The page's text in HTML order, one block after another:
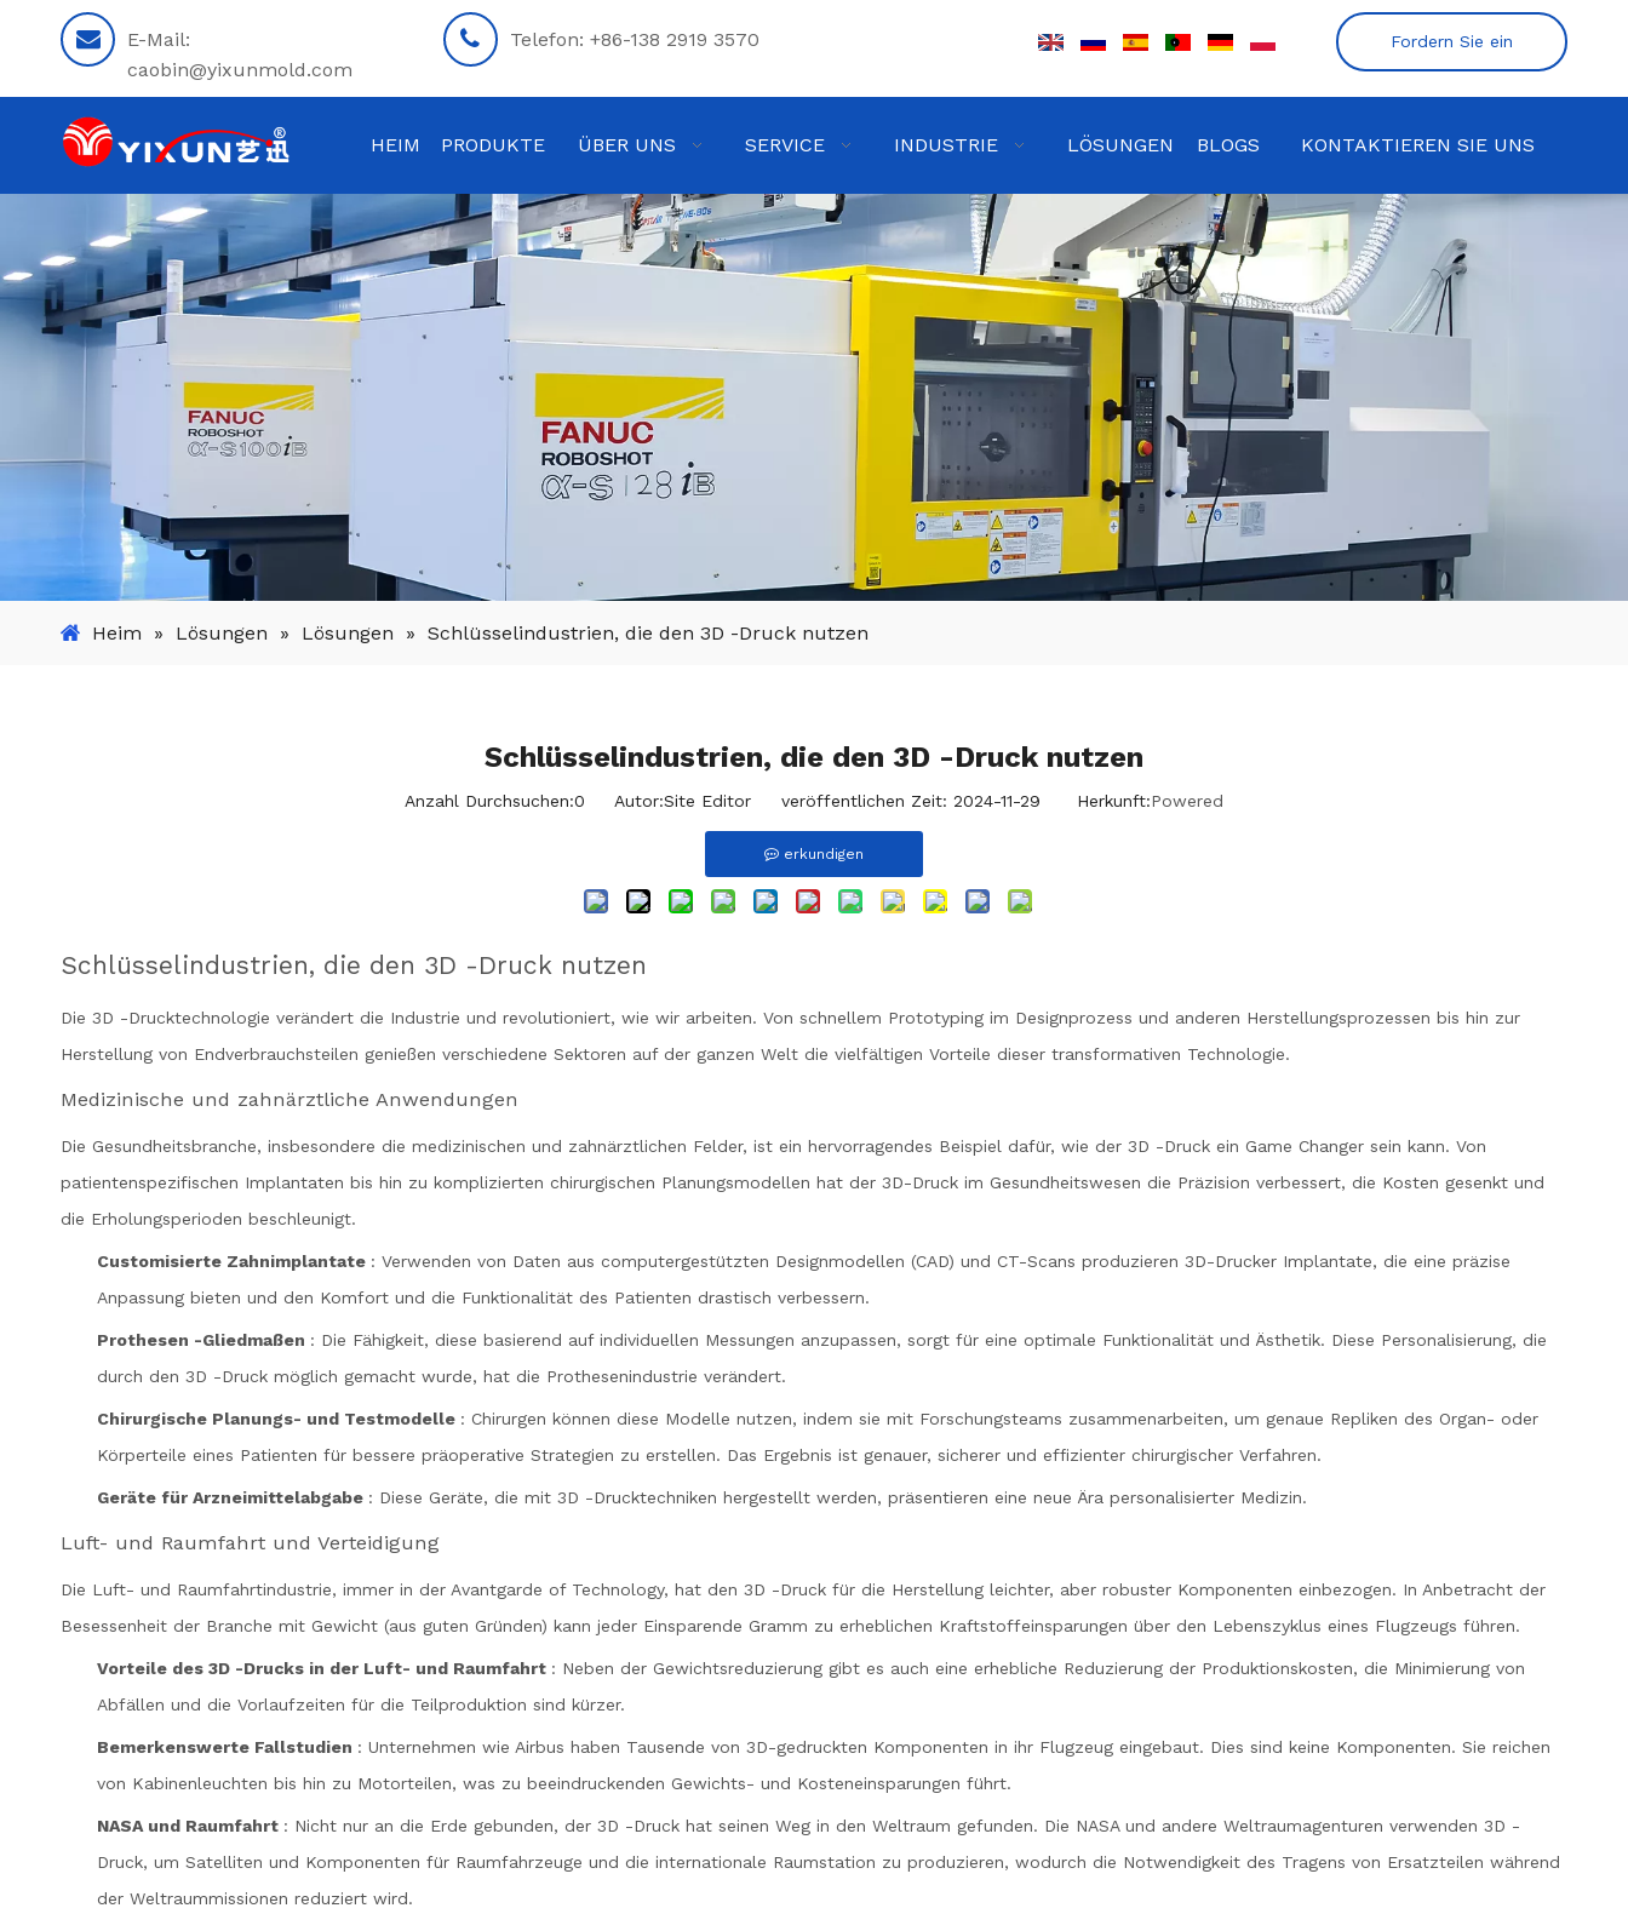
E-Mail:
caobin@yixunmold.com
Telefon: +86-138 2919 3570 Fordern Sie ein
Angebot an
HEIM PRODUKTE ÜBER UNS SERVICE INDUSTRIE LÖSUNGEN BLOGS KONTAKTIEREN SIE UNS
Heim » Lösungen » Lösungen » Schlüsselindustrien, die den 3D -Druck nutzen
Schlüsselindustrien, die den 3D -Druck nutzen
Anzahl Durchsuchen:0 Autor:Site Editor veröffentlichen Zeit: 2024-11-29 Herkunft:Powered
erkundigen
Schlüsselindustrien, die den 3D -Druck nutzen
Die 3D -Drucktechnologie verändert die Industrie und revolutioniert, wie wir arbeiten. Von schnellem Prototyping im Designprozess und anderen Herstellungsprozessen bis hin zur
Herstellung von Endverbrauchsteilen genießen verschiedene Sektoren auf der ganzen Welt die vielfältigen Vorteile dieser transformativen Technologie.
Medizinische und zahnärztliche Anwendungen
Die Gesundheitsbranche, insbesondere die medizinischen und zahnärztlichen Felder, ist ein hervorragendes Beispiel dafür, wie der 3D -Druck ein Game Changer sein kann. Von
patientenspezifischen Implantaten bis hin zu komplizierten chirurgischen Planungsmodellen hat der 3D-Druck im Gesundheitswesen die Präzision verbessert, die Kosten gesenkt und
die Erholungsperioden beschleunigt.
Customisierte Zahnimplantate : Verwenden von Daten aus computergestützten Designmodellen (CAD) und CT-Scans produzieren 3D-Drucker Implantate, die eine präzise
Anpassung bieten und den Komfort und die Funktionalität des Patienten drastisch verbessern.
Prothesen -Gliedmaßen : Die Fähigkeit, diese basierend auf individuellen Messungen anzupassen, sorgt für eine optimale Funktionalität und Ästhetik. Diese Personalisierung, die
durch den 3D -Druck möglich gemacht wurde, hat die Prothesenindustrie verändert.
Chirurgische Planungs- und Testmodelle : Chirurgen können diese Modelle nutzen, indem sie mit Forschungsteams zusammenarbeiten, um genaue Repliken des Organ- oder
Körperteile eines Patienten für bessere präoperative Strategien zu erstellen. Das Ergebnis ist genauer, sicherer und effizienter chirurgischer Verfahren.
Geräte für Arzneimittelabgabe : Diese Geräte, die mit 3D -Drucktechniken hergestellt werden, präsentieren eine neue Ära personalisierter Medizin.
Luft- und Raumfahrt und Verteidigung
Die Luft- und Raumfahrtindustrie, immer in der Avantgarde of Technology, hat den 3D -Druck für die Herstellung leichter, aber robuster Komponenten einbezogen. In Anbetracht der
Besessenheit der Branche mit Gewicht (aus guten Gründen) kann jeder Einsparende Gramm zu erheblichen Kraftstoffeinsparungen über den Lebenszyklus eines Flugzeugs führen.
Vorteile des 3D -Drucks in der Luft- und Raumfahrt : Neben der Gewichtsreduzierung gibt es auch eine erhebliche Reduzierung der Produktionskosten, die Minimierung von
Abfällen und die Vorlaufzeiten für die Teilproduktion sind kürzer.
Bemerkenswerte Fallstudien : Unternehmen wie Airbus haben Tausende von 3D-gedruckten Komponenten in ihr Flugzeug eingebaut. Dies sind keine Komponenten. Sie reichen
von Kabinenleuchten bis hin zu Motorteilen, was zu beeindruckenden Gewichts- und Kosteneinsparungen führt.
NASA und Raumfahrt : Nicht nur an die Erde gebunden, der 3D -Druck hat seinen Weg in den Weltraum gefunden. Die NASA und andere Weltraumagenturen verwenden 3D -
Druck, um Satelliten und Komponenten für Raumfahrzeuge und die internationale Raumstation zu produzieren, wodurch die Notwendigkeit des Tragens von Ersatzteilen während
der Weltraummissionen reduziert wird.